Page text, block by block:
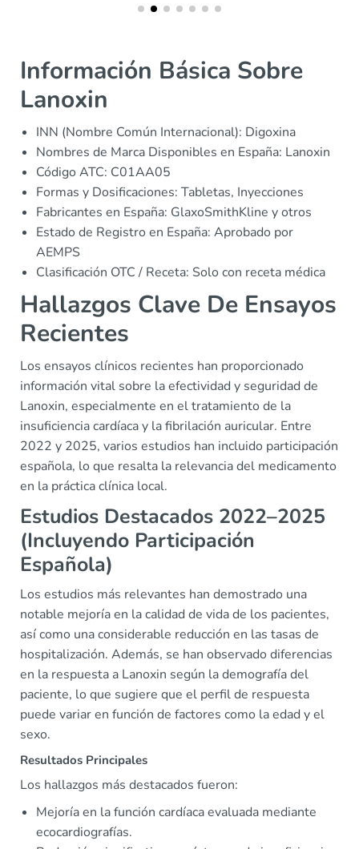
Información Básica Sobre
Lanoxin
INN (Nombre Común Internacional): Digoxina
Nombres de Marca Disponibles en España: Lanoxin
Código ATC: C01AA05
Formas y Dosificaciones: Tabletas, Inyecciones
Fabricantes en España: GlaxoSmithKline y otros
Estado de Registro en España: Aprobado por
AEMPS
Clasificación OTC / Receta: Solo con receta médica
Hallazgos Clave De Ensayos
Recientes
Los ensayos clínicos recientes han proporcionado
información vital sobre la efectividad y seguridad de
Lanoxin, especialmente en el tratamiento de la
insuficiencia cardíaca y la fibrilación auricular. Entre
2022 y 2025, varios estudios han incluido participación
española, lo que resalta la relevancia del medicamento
en la práctica clínica local.
Estudios Destacados 2022–2025
(Incluyendo Participación
Española)
Los estudios más relevantes han demostrado una
notable mejoría en la calidad de vida de los pacientes,
así como una considerable reducción en las tasas de
hospitalización. Además, se han observado diferencias
en la respuesta a Lanoxin según la demografía del
paciente, lo que sugiere que el perfil de respuesta
puede variar en función de factores como la edad y el
sexo.
Resultados Principales
Los hallazgos más destacados fueron:
Mejoría en la función cardíaca evaluada mediante
ecocardiografías.